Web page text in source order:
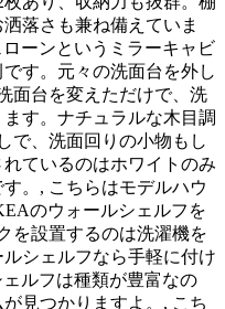
落さも兼ね備えていま
ーンというミラーキャビ
す。元々の洗面台を外し
面台を変えただけで、洗
す。ナチュラルな木目調
で、洗面回りの小物もし
ているのはホワイトのみ
。, こちらはモデルハウ
のウォールシェルフを
を設置するのは洗濯機を
シェルフなら手軽に付け
ルフは種類が豊富なの
見つかりますよ。, こち